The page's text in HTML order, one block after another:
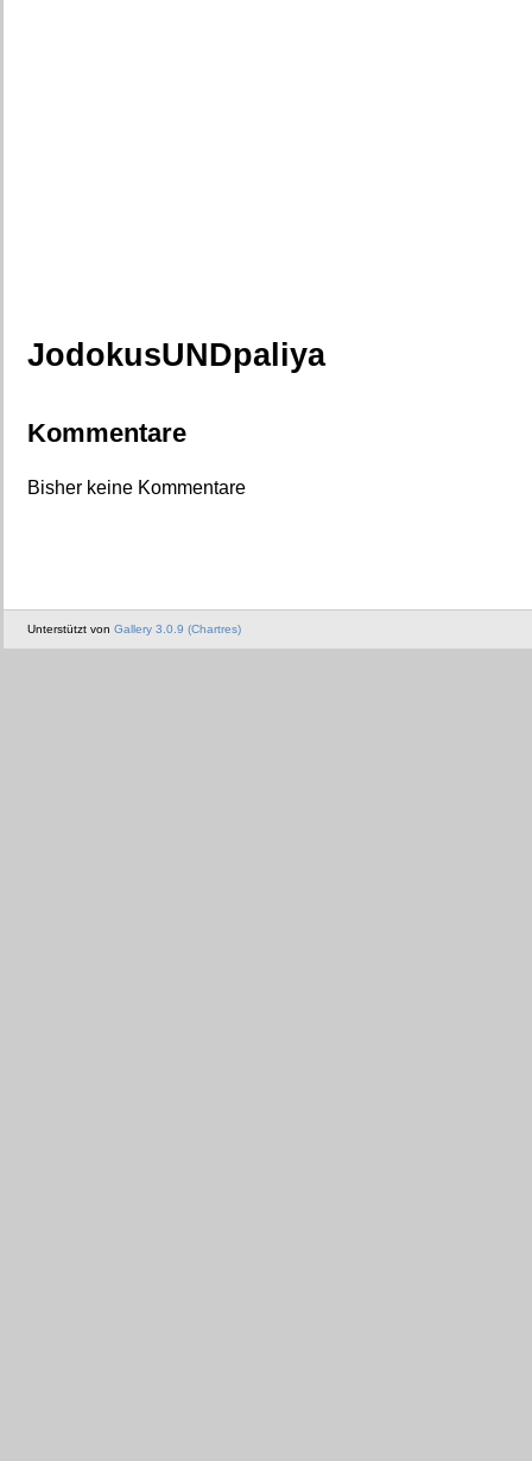
JodokusUNDpaliya
Kommentare
Bisher keine Kommentare
Unterstützt von Gallery 3.0.9 (Chartres)